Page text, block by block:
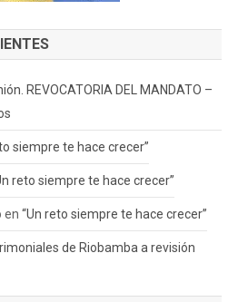
REVOCATORIA DEL MANDATO –
siempre te hace crecer”
reto siempre te hace crecer”
en “Un reto siempre te hace crecer”
de Riobamba a revisión